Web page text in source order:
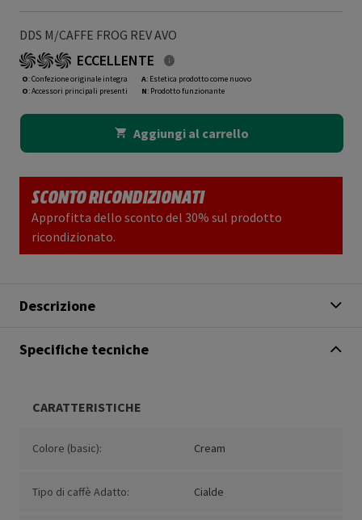
DDS M/CAFFE FROG REV AVO
ECCELLENTE
O: Confezione originale integra
O: Accessori principali presenti
A: Estetica prodotto come nuovo
N: Prodotto funzionante
Aggiungi al carrello
SCONTO RICONDIZIONATI
Approfitta dello sconto del 30% sul prodotto
ricondizionato.
Descrizione
Specifiche tecniche
CARATTERISTICHE
Colore (basic): Cream
Tipo di caffè Adatto: Cialde